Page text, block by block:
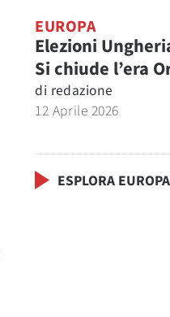
EUROPA
Elezioni
Si chiude l’era
di redazione
12 Aprile 2026
ESPLORA EUROPA